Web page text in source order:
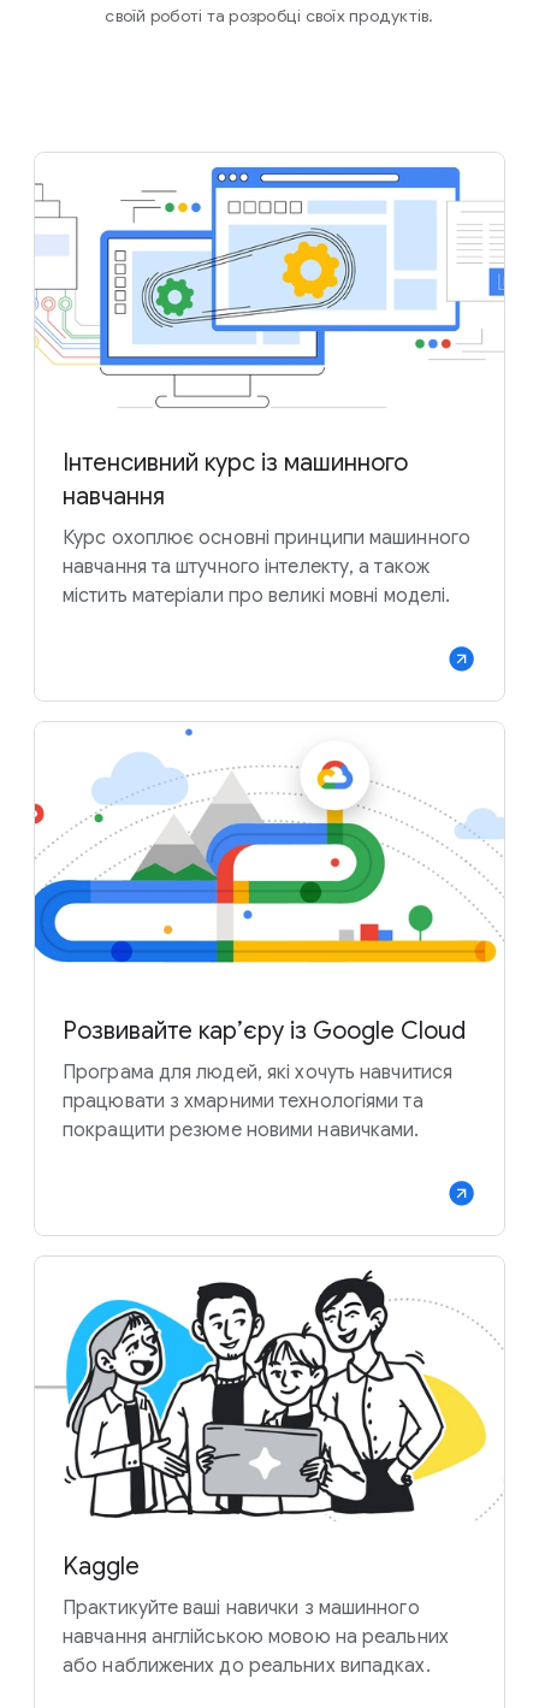
своїй роботі та розробці своїх продуктів.
Інтенсивний курс із машинного
навчання
Курс охоплює основні принципи машинного
навчання та штучного інтелекту, а також
містить матеріали про великі мовні моделі.
Розвивайте карʼєру із Google Cloud
Програма для людей, які хочуть навчитися
працювати з хмарними технологіями та
покращити резюме новими навичками.
Kaggle
Практикуйте ваші навички з машинного
навчання англійською мовою на реальних
або наближених до реальних випадках.